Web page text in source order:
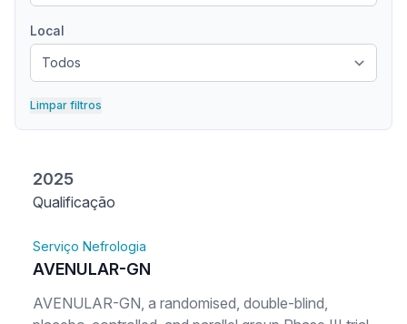
Local
Limpar filtros
2025
Qualificação
Serviço Nefrologia
AVENULAR-GN
AVENULAR-GN, a randomised, double-blind,